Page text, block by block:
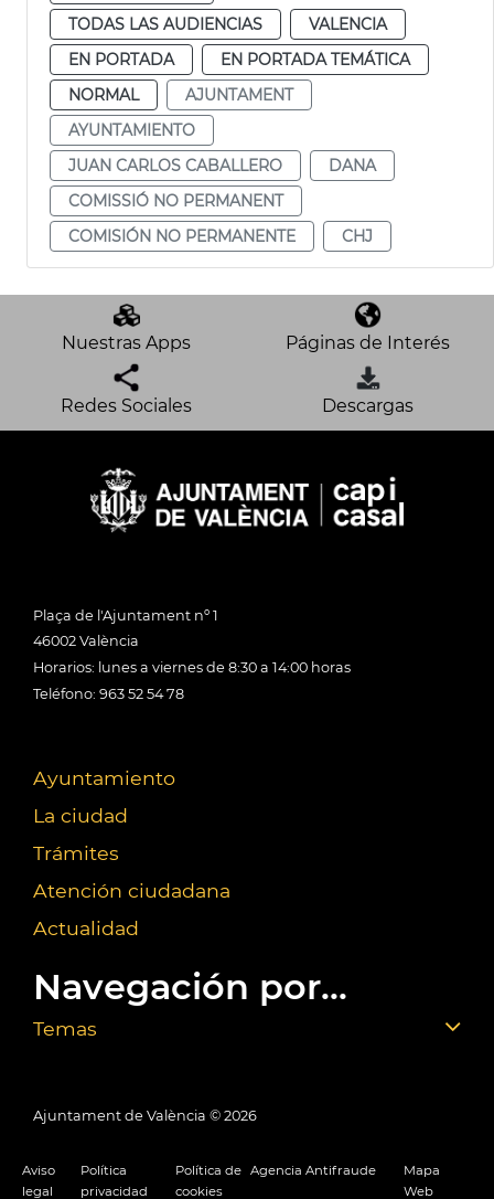
TODAS LAS AUDIENCIAS
VALENCIA
EN PORTADA
EN PORTADA TEMÁTICA
NORMAL
AJUNTAMENT
AYUNTAMIENTO
JUAN CARLOS CABALLERO
DANA
COMISSIÓ NO PERMANENT
COMISIÓN NO PERMANENTE
CHJ
Nuestras Apps Páginas de Interés
Redes Sociales Descargas
Plaça de l'Ajuntament nº 1
46002 València
Horarios: lunes a viernes de 8:30 a 14:00 horas
Teléfono: 963 52 54 78
Ayuntamiento
La ciudad
Trámites
Atención ciudadana
Actualidad
Navegación por...
Temas
Ajuntament de València © 2026
Aviso
legal
Política
privacidad
Política de
cookies
Agencia Antifraude
Mapa
Web